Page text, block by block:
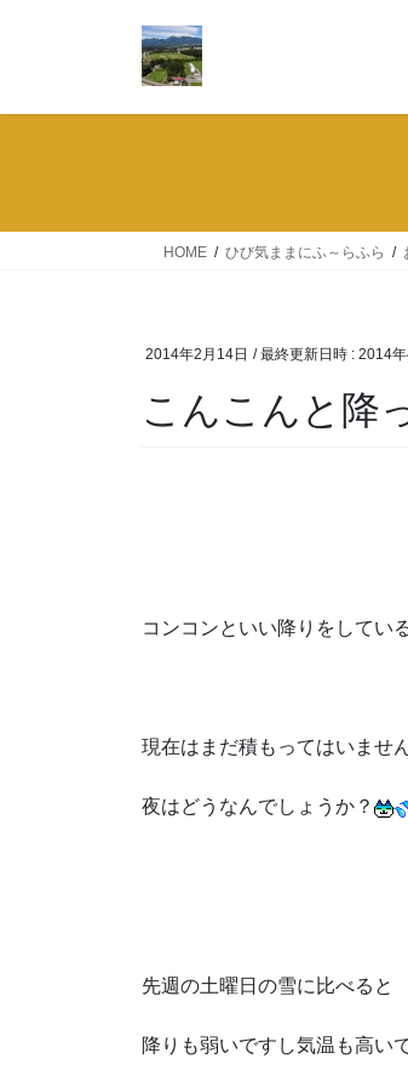
HOME ひび気ままにふ～らふら
2014年2月14日 / 最終更新日時 : 2014
こんこんと降
コンコンといい降りをしてい
現在はまだ積もってはいませ
夜はどうなんでしょうか？
先週の土曜日の雪に比べると
降りも弱いですし気温も高い